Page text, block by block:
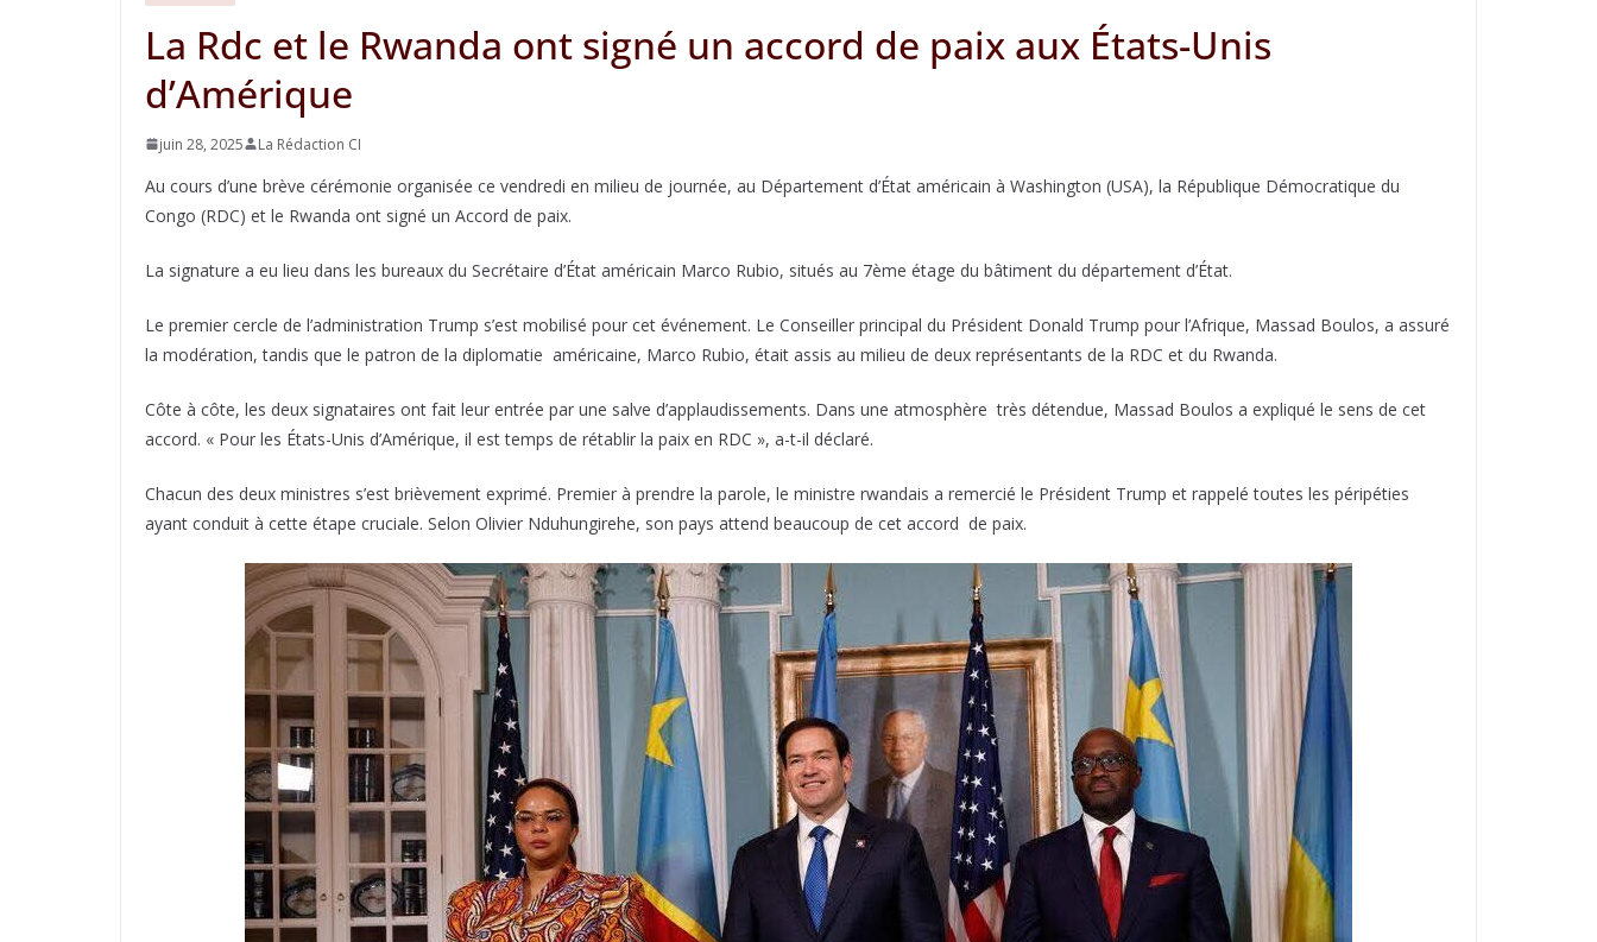
La Rdc et le Rwanda ont signé un accord de paix aux États-Unis
d’Amérique
juin 28, 2025 La Rédaction CI
Au cours d’une brève cérémonie organisée ce vendredi en milieu de journée, au Département d’État américain à Washington (USA), la République Démocratique du
Congo (RDC) et le Rwanda ont signé un Accord de paix.
La signature a eu lieu dans les bureaux du Secrétaire d’État américain Marco Rubio, situés au 7ème étage du bâtiment du département d’État.
Le premier cercle de l’administration Trump s’est mobilisé pour cet événement. Le Conseiller principal du Président Donald Trump pour l’Afrique, Massad Boulos, a assuré
la modération, tandis que le patron de la diplomatie américaine, Marco Rubio, était assis au milieu de deux représentants de la RDC et du Rwanda.
Côte à côte, les deux signataires ont fait leur entrée par une salve d’applaudissements. Dans une atmosphère très détendue, Massad Boulos a expliqué le sens de cet
accord. « Pour les États-Unis d’Amérique, il est temps de rétablir la paix en RDC », a-t-il déclaré.
Chacun des deux ministres s’est brièvement exprimé. Premier à prendre la parole, le ministre rwandais a remercié le Président Trump et rappelé toutes les péripéties
ayant conduit à cette étape cruciale. Selon Olivier Nduhungirehe, son pays attend beaucoup de cet accord de paix.